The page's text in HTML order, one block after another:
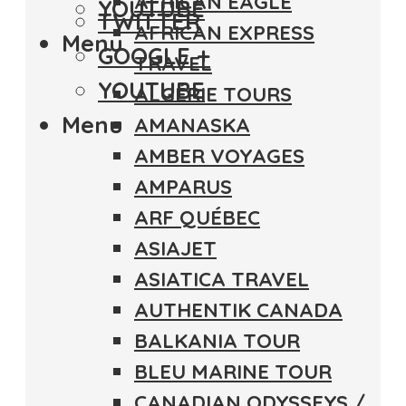
YOUTUBE
Menu
TWITTER
GOOGLE +
YOUTUBE
Menu
AFRICAN EXPRESS
TRAVEL
ALGÉRIE TOURS
AMANASKA
AMBER VOYAGES
AMPARUS
ARF QUÉBEC
ASIAJET
ASIATICA TRAVEL
AUTHENTIK CANADA
BALKANIA TOUR
BLEU MARINE TOUR